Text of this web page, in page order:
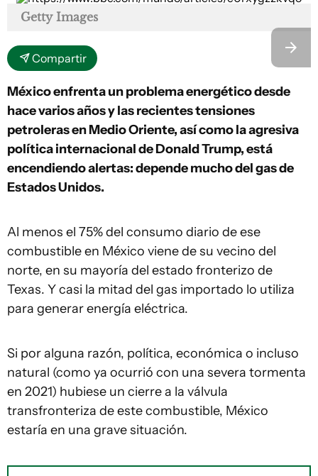
Getty Images
Compartir
México enfrenta un problema energético desde
hace varios años y las recientes tensiones
petroleras en Medio Oriente, así como la agresiva
política internacional de Donald Trump, está
encendiendo alertas: depende mucho del gas de
Estados Unidos.
Al menos el 75% del consumo diario de ese
combustible en México viene de su vecino del
norte, en su mayoría del estado fronterizo de
Texas. Y casi la mitad del gas importado lo utiliza
para generar energía eléctrica.
Si por alguna razón, política, económica o incluso
natural (como ya ocurrió con una severa tormenta
en 2021) hubiese un cierre a la válvula
transfronteriza de este combustible, México
estaría en una grave situación.